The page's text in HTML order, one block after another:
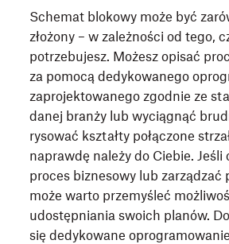
Schemat blokowy może być
złożony – w zależności od tego,
potrzebujesz. Możesz opisać
za pomocą dedykowanego
zaprojektowanego zgodnie ze
danej branży lub wyciągnąć
rysować kształty połączone
naprawdę należy do Ciebie. Jeśli
proces biznesowy lub zarządzać
może warto przemyśleć
udostępniania swoich planów.
się dedykowane